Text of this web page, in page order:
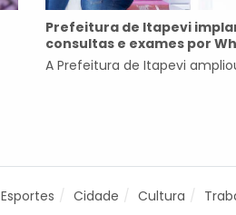
Prefeitura de Itapevi
consultas e exames por
A Prefeitura de Itapevi
Esportes Cidade Cultura